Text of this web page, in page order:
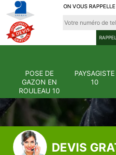
ON VOUS
POSE DE
GAZON EN
ROULEAU 10
PAYSAGISTE
10
DEVIS